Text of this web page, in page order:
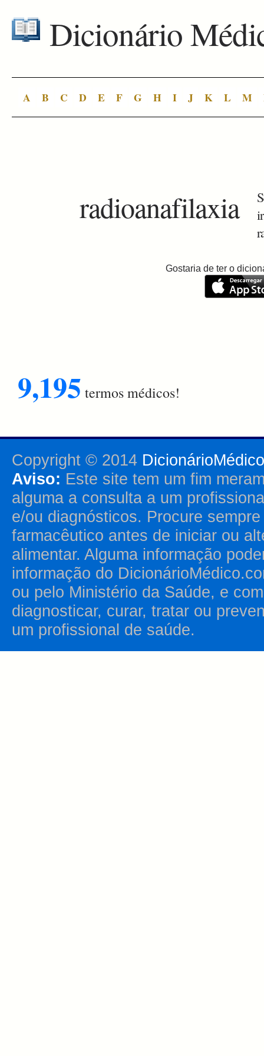
Dicionário
A B C D E F G H I J K L M
radioanafilaxia
Gostaria de ter o
9,195 termos médicos!
Copyright © 2014
Aviso: Este site tem um fim
alguma a consulta a um
e/ou diagnósticos. Procure
farmacêutico antes de iniciar ou
alimentar. Alguma informação
informação do
ou pelo Ministério da Saúde, e
diagnosticar, curar, tratar ou
um profissional de saúde.